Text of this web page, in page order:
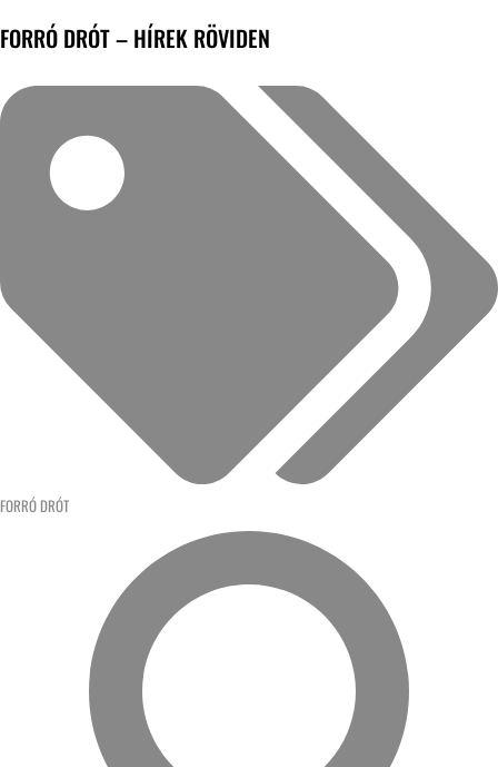
FORRÓ DRÓT – HÍREK RÖVIDEN
FORRÓ DRÓT